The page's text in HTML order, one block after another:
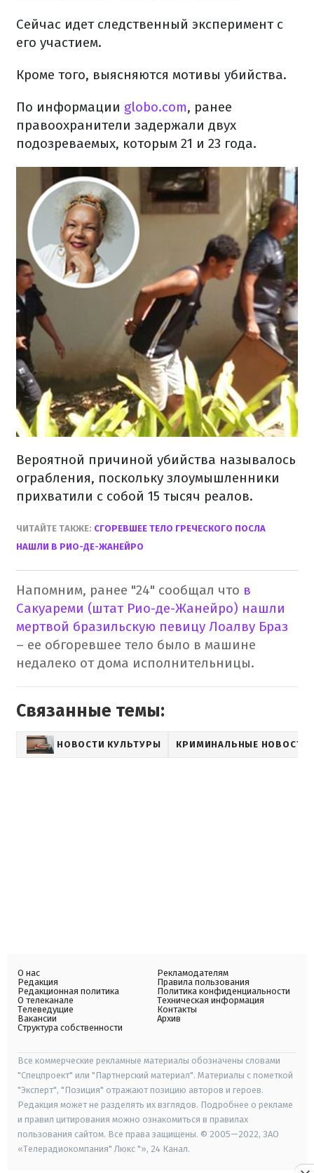
Сейчас идет следственный эксперимент с
его участием.
Кроме того, выясняются мотивы убийства.
По информации globo.com, ранее
правоохранители задержали двух
подозреваемых, которым 21 и 23 года.
Вероятной причиной убийства называлось
ограбления, поскольку злоумышленники
прихватили с собой 15 тысяч реалов.
ЧИТАЙТЕ ТАКЖЕ: СГОРЕВШЕЕ ТЕЛО ГРЕЧЕСКОГО ПОСЛА
НАШЛИ В РИО-ДЕ-ЖАНЕЙРО
Напомним, ранее "24" сообщал что в
Сакуареми (штат Рио-де-Жанейро) нашли
мертвой бразильскую певицу Лоалву Браз
– ее обгоревшее тело было в машине
недалеко от дома исполнительницы.
Связанные темы:
НОВОСТИ КУЛЬТУРЫ КРИМИНАЛЬНЫЕ НОВОСТИ
О нас
Редакция
Редакционная политика
О телеканале
Телеведущие
Вакансии
Структура собственности
Рекламодателям
Правила пользования
Политика конфиденциальности
Техническая информация
Контакты
Архив
Все коммерческие рекламные материалы обозначены словами
"Спецпроект" или "Партнерский материал". Материалы с пометкой
"Эксперт", "Позиция" отражают позицию авторов и героев.
Редакция может не разделять их взглядов. Подробнее о рекламе
и правил цитирования можно ознакомиться в правилах
пользования сайтом. Все права защищены. © 2005—2022, ЗАО
«Телерадиокомпания" Люкс "», 24 Канал.